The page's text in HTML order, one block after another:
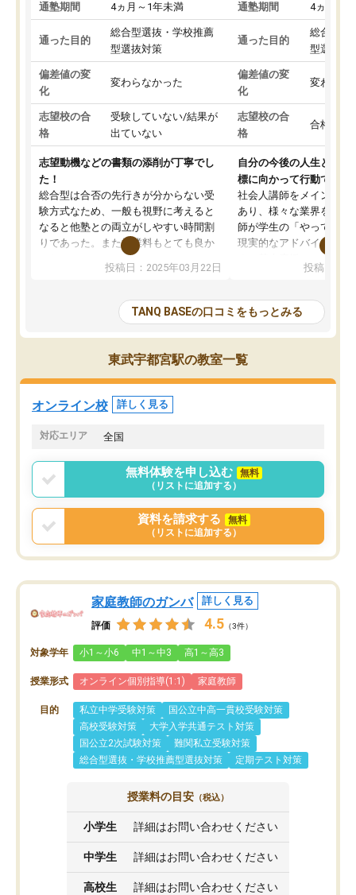
通塾期間 4ヵ月～1年未満
通った目的
総合型選抜・学校推薦
型選抜対策
偏差値の変
化
変わらなかった
志望校の合
格
受験していない/結果が
出ていない
志望動機などの書類の添削が丁寧でし
た！
総合型は合否の先行きが分からない受
験方式なため、一般も視野に考えると
なると他塾との両立がしやすい時間割
りであった。また授業料もとても良か
総合型の多くの塾は大学生が見ること
大学生の目だけでなく、数人の大人に
も目を通して頂ける。そのため多くの
意見を聞くことができ、より良いもの
を推敲することが可能だ。
どの人も優しく、親身に接してくださ
るのでやる気も出て、良かったで
す！！
投稿日：2025年03月22日
通塾期間 4ヵ月～1
通った目的
総合型選
型選抜対
偏差値の変
化
変わらな
志望校の合
格
合格した
自分の今後の人生と真剣
標に向かって行動できる
社会人講師をメインとし
あり、様々な業界を経験
師が学生の「やってみた
現実的なアドバイスを行
分野について学生知識
総合型選抜対策として志
接・小論文などの技術指
ション内容になっていま
選抜を通して将来自分が
を社会人として働いてい
標を見つける事が出来ま
投稿日：
TANQ BASEの口コミをもっとみる
東武宇都宮駅の教室一覧
オンライン校 詳しく見る
対応エリア 全国
無料体験を申し込む
無料
（リストに追加する）
資料を請求する
無料
（リストに追加する）
家庭教師のガンバ 詳しく見る
評価 4.5 （3件）
対象学年 小1～小6 中1～中3 高1～高3
授業形式 オンライン個別指導(1:1) 家庭教師
目的 私立中学受験対策
国公立中高一貫校受験対策
高校受験対策
大学入学共通テスト対策
国公立2次試験対策
難関私立受験対策
総合型選抜・学校推薦型選抜対策
定期テスト対策
授業料の目安 （税込）
小学生 詳細はお問い合わせください
中学生 詳細はお問い合わせください
高校生 詳細はお問い合わせください